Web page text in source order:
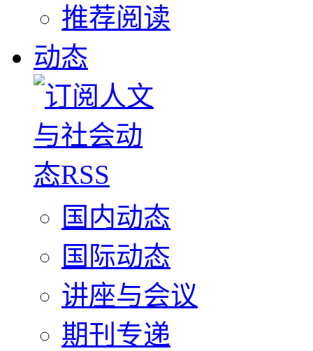
推荐阅读
动态
国内动态
国际动态
讲座与会议
期刊专递